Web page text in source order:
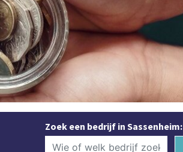
Zoek een bedrijf in Sassenheim: